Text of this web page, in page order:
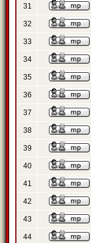
31
32
33
34
35
36
37
38
39
40
41
42
43
44